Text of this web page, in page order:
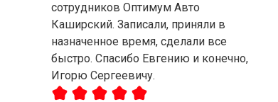
сотрудников Оптимум Авто
Каширский. Записали, приняли в
назначенное время, сделали все
быстро. Спасибо Евгению и конечно,
Игорю Сергеевичу.